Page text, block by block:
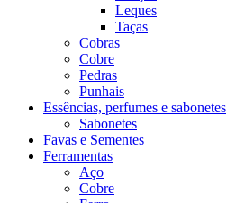
Leques
Taças
Cobras
Cobre
Pedras
Punhais
Essências, perfumes e sabonetes
Sabonetes
Favas e Sementes
Ferramentas
Aço
Cobre